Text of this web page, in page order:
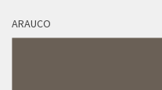
ARAUCO